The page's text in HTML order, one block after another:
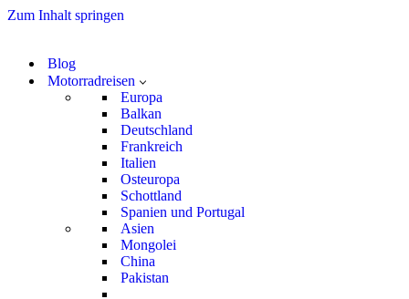
Zum Inhalt springen
Blog
Motorradreisen
Europa
Balkan
Deutschland
Frankreich
Italien
Osteuropa
Schottland
Spanien und Portugal
Asien
Mongolei
China
Pakistan